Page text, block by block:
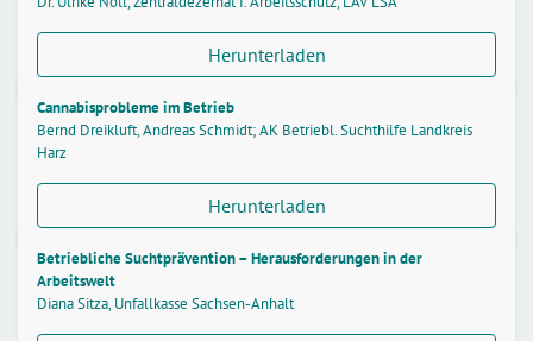
Herunterladen
Cannabisprobleme im Betrieb
Bernd Dreikluft, Andreas Schmidt; AK Betriebl. Suchthilfe Landkreis
Harz
Herunterladen
Betriebliche Suchtprävention – Herausforderungen in der
Arbeitswelt
Diana Sitza, Unfallkasse Sachsen-Anhalt